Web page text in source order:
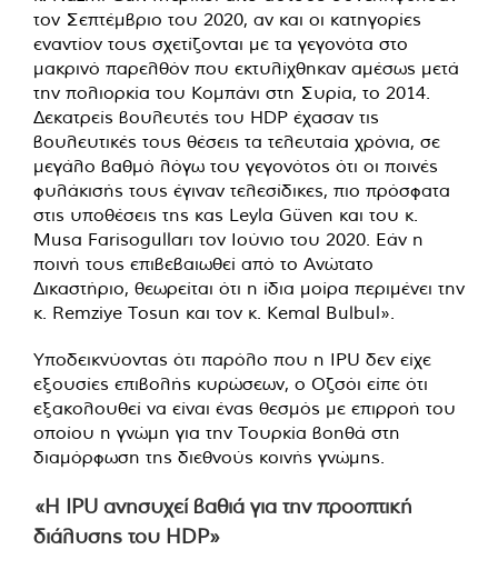
τον Σεπτέμβριο του 2020, αν και οι κατηγορίες
εναντίον τους σχετίζονται με τα γεγονότα στο
μακρινό παρελθόν που εκτυλίχθηκαν αμέσως μετά
την πολιορκία του Κομπάνι στη Συρία, το 2014.
Δεκατρείς βουλευτές του HDP έχασαν τις
βουλευτικές τους θέσεις τα τελευταία χρόνια, σε
μεγάλο βαθμό λόγω του γεγονότος ότι οι ποινές
φυλάκισής τους έγιναν τελεσίδικες, πιο πρόσφατα
στις υποθέσεις της κας Leyla Güven και του κ.
Musa Farisogulları τον Ιούνιο του 2020. Εάν η
ποινή τους επιβεβαιωθεί από το Ανώτατο
Δικαστήριο, θεωρείται ότι η ίδια μοίρα περιμένει την
κ. Remziye Tosun και τον κ. Kemal Bulbul».
Υποδεικνύοντας ότι παρόλο που η IPU δεν είχε
εξουσίες επιβολής κυρώσεων, ο Οζσόι είπε ότι
εξακολουθεί να είναι ένας θεσμός με επιρροή του
οποίου η γνώμη για την Τουρκία βοηθά στη
διαμόρφωση της διεθνούς κοινής γνώμης.
«Η IPU ανησυχεί βαθιά για την προοπτική
διάλυσης του HDP»